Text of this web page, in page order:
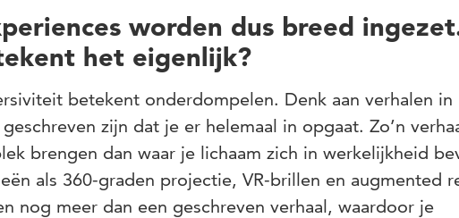
worden dus breed
het eigenlijk?
betekent onderdompelen. Denk aan verhalen in
zijn dat je er helemaal in opgaat. Zo’n
brengen dan waar je lichaam zich in werkelijkheid
als 360-graden projectie, VR-brillen en augmented
nog meer dan een geschreven verhaal, waardoor je